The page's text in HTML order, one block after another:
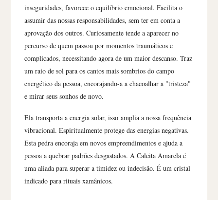
inseguridades, favorece o equilíbrio emocional. Facilita o
assumir das nossas responsabilidades, sem ter em conta a
aprovação dos outros. Curiosamente tende a aparecer no
percurso de quem passou por momentos traumáticos e
complicados, necessitando agora de um maior descanso. Traz
um raio de sol para os cantos mais sombrios do campo
energético da pessoa, encorajando-a a chacoalhar a "tristeza"
e mirar seus sonhos de novo.
Ela transporta a energia solar, issoamplia a nossa frequência
vibracional. Espiritualmente protege das energias negativas.
Esta pedra encoraja em novos empreendimentos e ajuda a
pessoa a quebrar padrões desgastados. A Calcita Amarela é
uma aliada para superar a timidez ou indecisão. É um cristal
indicado para rituais xamânicos.